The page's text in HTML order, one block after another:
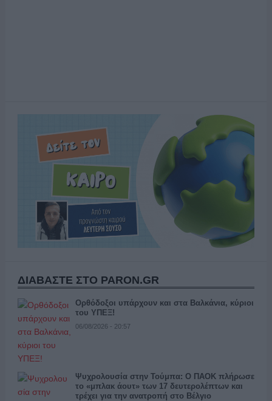
ΔΙΑΒΑΣΤΕ ΣΤΟ PARON.GR
Ορθόδοξοι υπάρχουν και στα Βαλκάνια, κύριοι
του ΥΠΕΞ!
06/08/2026 - 20:57
Ψυχρολουσία στην Τούμπα: Ο ΠΑΟΚ πλήρωσε
το «μπλακ άουτ» των 17 δευτερολέπτων και
τρέχει για την ανατροπή στο Βέλγιο